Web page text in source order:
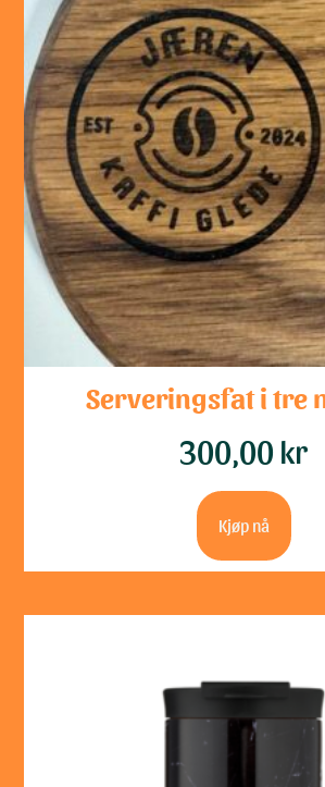
Serveringsfat i tre
300,00 kr
Kjøp nå